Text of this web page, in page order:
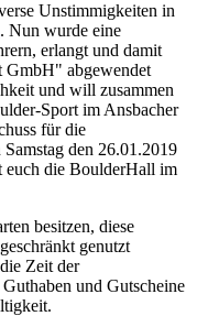
Unstimmigkeiten in
. Nun wurde eine
erlangt und damit
GmbH" abgewendet
und will zusammen
Sport im Ansbacher
für die
den 26.01.2019
euch die BoulderHall im
besitzen, diese
genutzt
Zeit der
und Gutscheine